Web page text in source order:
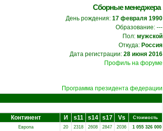
Сборные менеджера
День рождения: 17 февраля 1990
Образование: ---
Пол: мужской
Откуда: Россия
Дата регистрации: 28 июня 2016
Профиль на форуме
Программа президента федерации
Континент И s11 s14 s17 Vs
Стоимость
Европа 20 2318 2608 2847 2036
1 055 326 000